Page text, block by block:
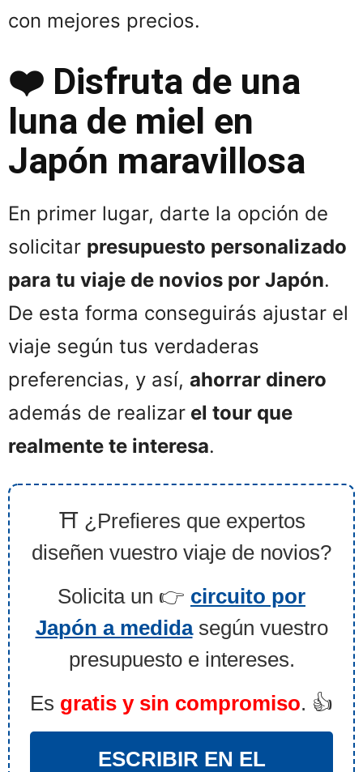
con mejores precios.
❤️ Disfruta de una
luna de miel en
Japón maravillosa
En primer lugar, darte la opción de
solicitar presupuesto personalizado
para tu viaje de novios por Japón.
De esta forma conseguirás ajustar el
viaje según tus verdaderas
preferencias, y así, ahorrar dinero
además de realizar el tour que
realmente te interesa.
⛩️ ¿Prefieres que expertos
diseñen vuestro viaje de novios?
Solicita un 👉 circuito por
Japón a medidasegún vuestro
presupuesto e intereses.
Es gratis y sin compromiso. 👍
ESCRIBIR EN EL